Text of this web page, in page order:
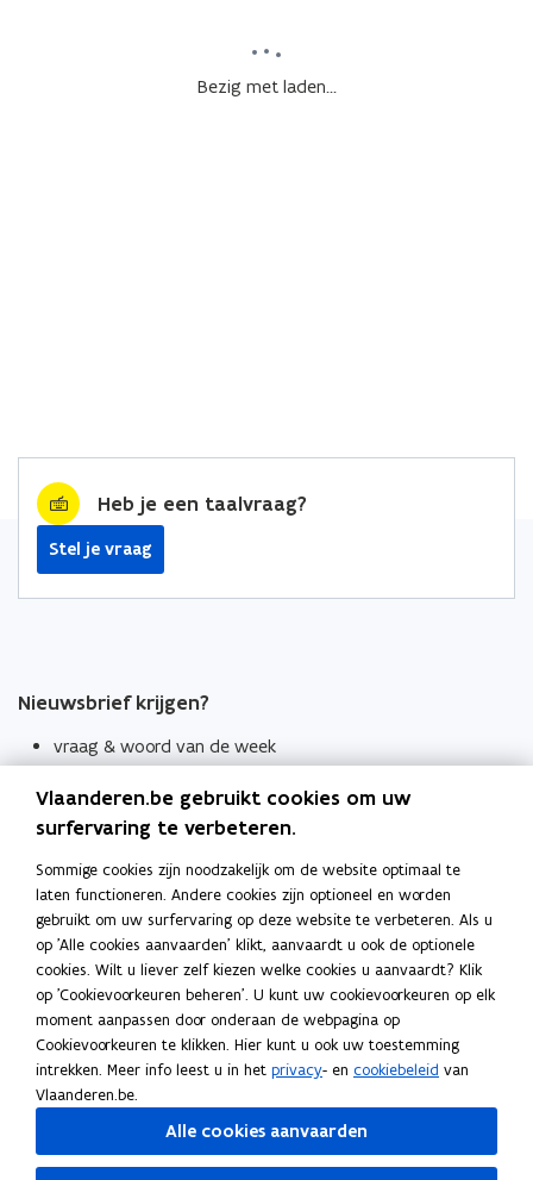
Bezig met laden...
Heb je een taalvraag?
Stel je vraag
Nieuwsbrief krijgen?
vraag & woord van de week
Schrijf je in
Thema's
Taaladviezen
Spellingregels
Tips voor duidelijke taal
Bekijk ook
Spellingtests
Boek- en webwijzer
Vlaanderen.be gebruikt cookies om uw
surfervaring te verbeteren.
Sommige cookies zijn noodzakelijk om de website optimaal te
laten functioneren. Andere cookies zijn optioneel en worden
gebruikt om uw surfervaring op deze website te verbeteren. Als u
op 'Alle cookies aanvaarden' klikt, aanvaardt u ook de optionele
cookies. Wilt u liever zelf kiezen welke cookies u aanvaardt? Klik
op 'Cookievoorkeuren beheren'. U kunt uw cookievoorkeuren op elk
moment aanpassen door onderaan de webpagina op
Cookievoorkeuren te klikken. Hier kunt u ook uw toestemming
intrekken. Meer info leest u in het privacy- en cookiebeleid van
Vlaanderen.be.
Alle cookies aanvaarden